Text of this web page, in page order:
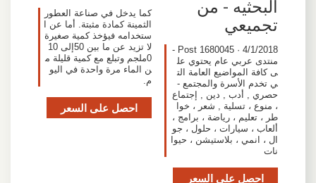
البحثيه - من
تجميعي
4/1/2018 · Post 1680045 -
منتدى عربي عام يحتوي عل
ى كافة المواضيع العامة الت
ي تخدم الأسرة والمجتمع -
حصري , أدب , دين , إجتماع
، منوع ، تسلية , شعر ، خوا
طر ، تعليم ، رياضة ، برامج ،
ألعاب ، سيارات ، حلول ، جو
ال ، انمي ، بلاستيشن ، حيوا
نات
احصل على السعر
كما يدخل في صناعة العطور
الثمينة كمادة مثبتة. أما عن ا
ستخدامه فيؤخذ كمية صغيرة
لا تزيد عن ما بين 50إلى 10
0ملجم وتبلع مع كمية قليلة م
ن الماء مرة واحدة في اليو
م.
احصل على السعر